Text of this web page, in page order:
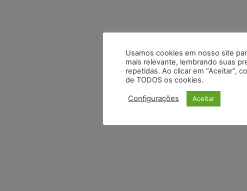
Usamos cookies em nosso site
mais relevante, lembrando suas
repetidas. Ao clicar em “Aceitar”,
de TODOS os cookies.
Configurações Aceitar